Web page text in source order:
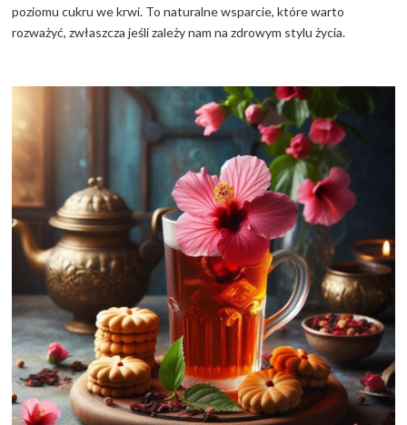
poziomu cukru we krwi. To naturalne wsparcie, które warto
rozważyć, zwłaszcza jeśli zależy nam na zdrowym stylu życia.